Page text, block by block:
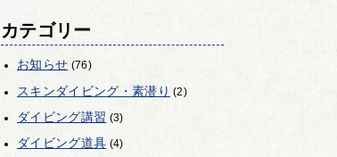
カテゴリー
お知らせ (76)
スキンダイビング・素潜り (2)
ダイビング講習 (3)
ダイビング道具 (4)